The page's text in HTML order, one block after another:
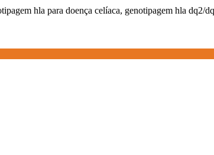
hla para doença celíaca, genotipagem hla dq2/